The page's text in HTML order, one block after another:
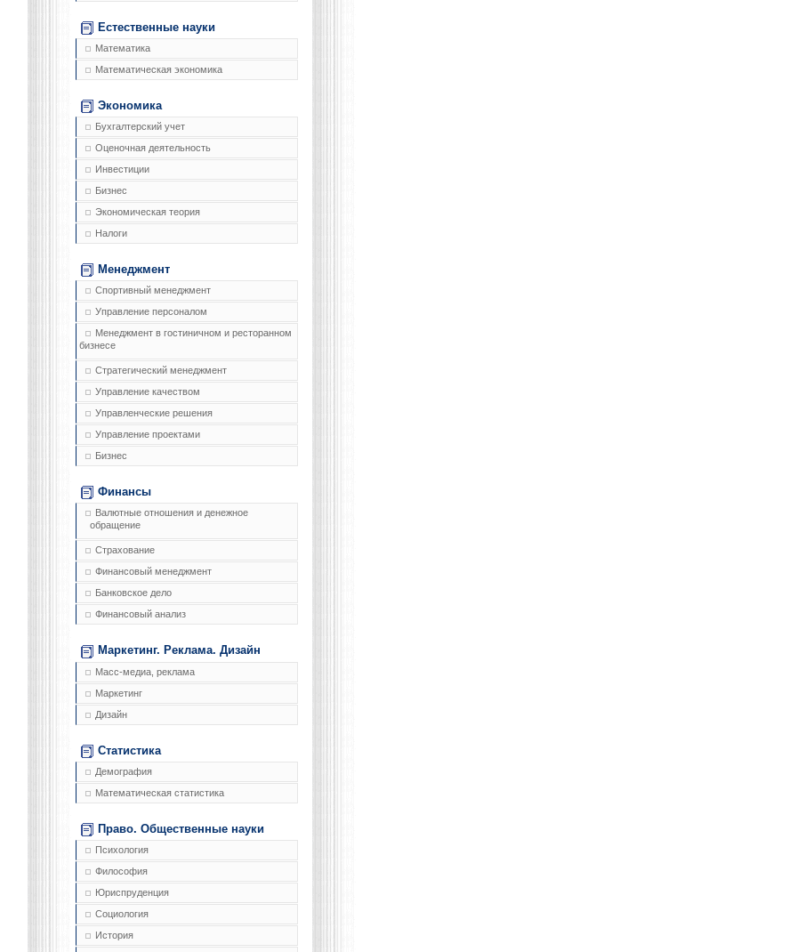
Естественные науки
Математика
Математическая экономика
Экономика
Бухгалтерский учет
Оценочная деятельность
Инвестиции
Бизнес
Экономическая теория
Налоги
Менеджмент
Спортивный менеджмент
Управление персоналом
Менеджмент в гостиничном и ресторанном
бизнесе
Стратегический менеджмент
Управление качеством
Управленческие решения
Управление проектами
Бизнес
Финансы
Валютные отношения и денежное
обращение
Страхование
Финансовый менеджмент
Банковское дело
Финансовый анализ
Маркетинг. Реклама. Дизайн
Масс-медиа, реклама
Маркетинг
Дизайн
Статистика
Демография
Математическая статистика
Право. Общественные науки
Психология
Философия
Юриспруденция
Социология
История